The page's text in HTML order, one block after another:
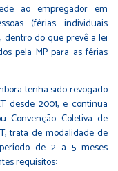
ao empregador em
(férias individuais
dentro do que prevê a lei
pela MP para as férias
tenha sido revogado
desde 2001, e continua
Convenção Coletiva de
trata de modalidade de
de 2 a 5 meses
requisitos: